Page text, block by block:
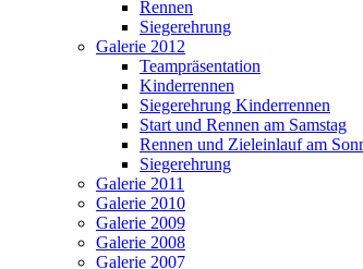
Rennen
Siegerehrung
Galerie 2012
Teampräsentation
Kinderrennen
Siegerehrung Kinderrennen
Start und Rennen am Samstag
Rennen und Zieleinlauf am
Siegerehrung
Galerie 2011
Galerie 2010
Galerie 2009
Galerie 2008
Galerie 2007